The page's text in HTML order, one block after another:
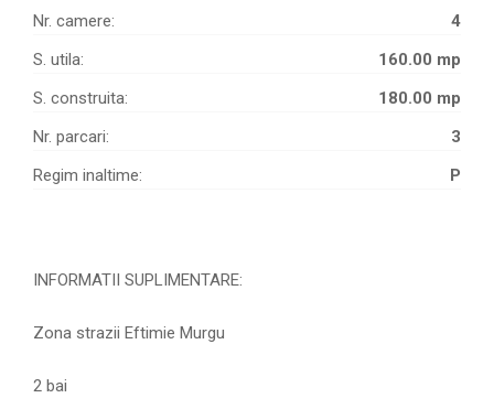
Nr. camere:
4
S. utila:
160.00 mp
S. construita:
180.00 mp
Nr. parcari:
3
Regim inaltime:
P
INFORMATII SUPLIMENTARE:
Zona strazii Eftimie Murgu
2 bai